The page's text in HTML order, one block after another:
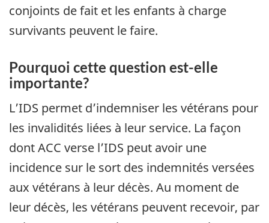
conjoints de fait et les enfants à charge
survivants peuvent le faire.
Pourquoi cette question est-elle
importante?
L’IDS permet d’indemniser les vétérans pour
les invalidités liées à leur service. La façon
dont ACC verse l’IDS peut avoir une
incidence sur le sort des indemnités versées
aux vétérans à leur décès. Au moment de
leur décès, les vétérans peuvent recevoir, par